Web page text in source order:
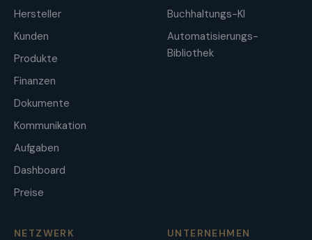
Hersteller
Kunden
Produkte
Finanzen
Dokumente
Kommunikation
Aufgaben
Dashboard
Preise
Buchhaltungs-KI
Automatisierungs-
Bibliothek
NETZWERK UNTERNEHMEN